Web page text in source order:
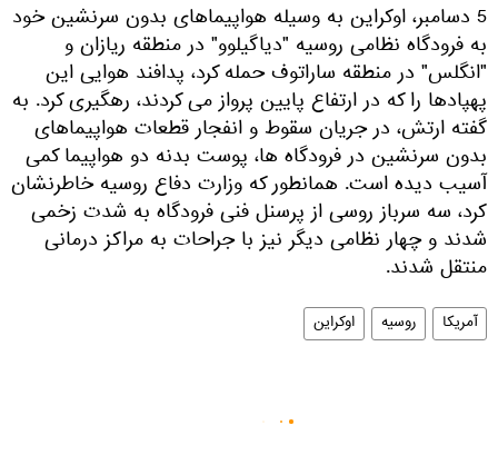
5 دسامبر، اوکراین به وسیله هواپیماهای بدون سرنشین خود
به فرودگاه نظامی روسیه "دیاگیلوو" در منطقه ریازان و
"انگلس" در منطقه ساراتوف حمله کرد، پدافند هوایی این
پهپادها را که در ارتفاع پایین پرواز می کردند، رهگیری کرد. به
گفته ارتش، در جریان سقوط و انفجار قطعات هواپیماهای
بدون سرنشین در فرودگاه ها، پوست بدنه دو هواپیما کمی
آسیب دیده است. همانطور که وزارت دفاع روسیه خاطرنشان
کرد، سه سرباز روسی از پرسنل فنی فرودگاه به شدت زخمی
شدند و چهار نظامی دیگر نیز با جراحات به مراکز درمانی
منتقل شدند.
آمریکا روسیه اوکراین